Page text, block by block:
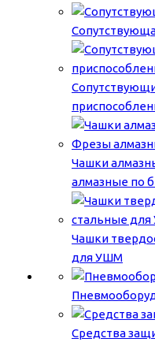
Чашки
алмазные по
Чашки
для УШМ
Средства